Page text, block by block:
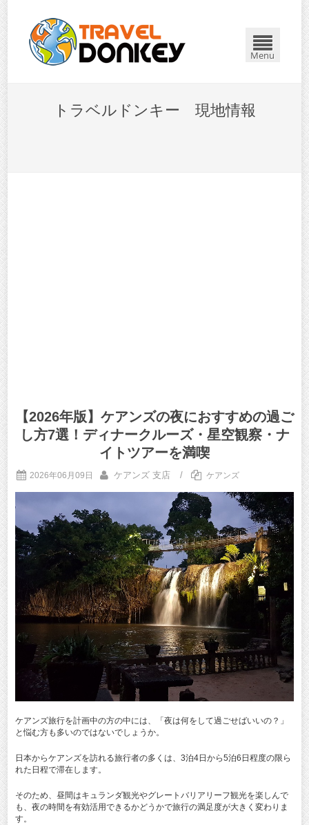
Menu
トラベルドンキー 現地情報
【2026年版】ケアンズの夜におすすめの過ご
し方7選！ディナークルーズ・星空観察・ナ
イトツアーを満喫
2026年06月09日 ケアンズ 支店 / ケアンズ
ケアンズ旅行を計画中の方の中には、「夜は何をして過ごせばいいの？」
と悩む方も多いのではないでしょうか。
日本からケアンズを訪れる旅行者の多くは、3泊4日から5泊6日程度の限ら
れた日程で滞在します。
そのため、昼間はキュランダ観光やグレートバリアリーフ観光を楽しんで
も、夜の時間を有効活用できるかどうかで旅行の満足度が大きく変わりま
す。